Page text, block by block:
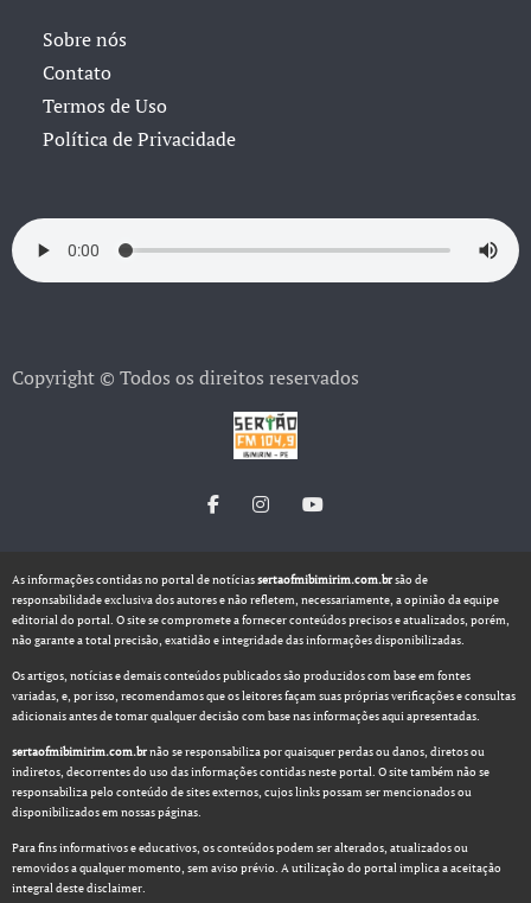
Sobre nós
Contato
Termos de Uso
Política de Privacidade
Copyright © Todos os direitos reservados
As informações contidas no portal de notíciassertaofmibimirim.com.brsão de
responsabilidade exclusiva dos autores e não refletem, necessariamente, a opinião da equipe
editorial do portal. O site se compromete a fornecer conteúdos precisos e atualizados, porém,
não garante a total precisão, exatidão e integridade das informações disponibilizadas.
Os artigos, notícias e demais conteúdos publicados são produzidos com base em fontes
variadas, e, por isso, recomendamos que os leitores façam suas próprias verificações e consultas
adicionais antes de tomar qualquer decisão com base nas informações aqui apresentadas.
sertaofmibimirim.com.brnão se responsabiliza por quaisquer perdas ou danos, diretos ou
indiretos, decorrentes do uso das informações contidas neste portal. O site também não se
responsabiliza pelo conteúdo de sites externos, cujos links possam ser mencionados ou
disponibilizados em nossas páginas.
Para fins informativos e educativos, os conteúdos podem ser alterados, atualizados ou
removidos a qualquer momento, sem aviso prévio. A utilização do portal implica a aceitação
integral deste disclaimer.